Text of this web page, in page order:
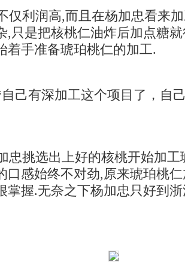
利润高,而且在杨加忠看来
,只是把核桃仁油炸后加点糖
着手准备琥珀桃仁的加工.
己有深加工这个项目了，自
挑选出上好的核桃开始加工
口感始终不对劲,原来琥珀桃
掌握.无奈之下杨加忠只好到